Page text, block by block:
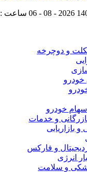
2026 - 08 - 06 ساعت :
و دوچرخه
خودرو
و خدمات
و بازاریابی
و فارکس
انرژی
و سلامت